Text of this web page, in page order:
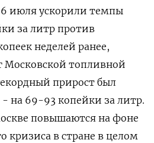
июля ускорили темпы
за ‌литр против
неделей ранее,
Московской топливной
прирост был
на 69-93 копейки за литр.
повышаются на ​фоне
кризиса в ​стране в целом